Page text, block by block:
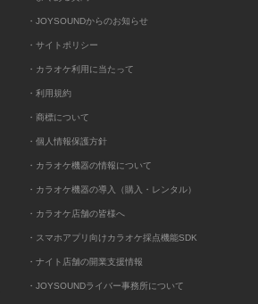
・JOYSOUNDからのお知らせ
・サイトポリシー
・カラオケ利用に当たって
・利用規約
・商標について
・個人情報保護方針
・カラオケ機器の情報について
・カラオケ機器の導入（購入・レンタル）
・カラオケ店舗の皆様へ
・スマホアプリ向けカラオケ採点機能SDK
・ナイト店舗の開業支援情報
・JOYSOUNDライバー事務所について